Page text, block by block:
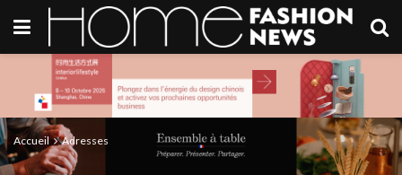
Accueil Adresses